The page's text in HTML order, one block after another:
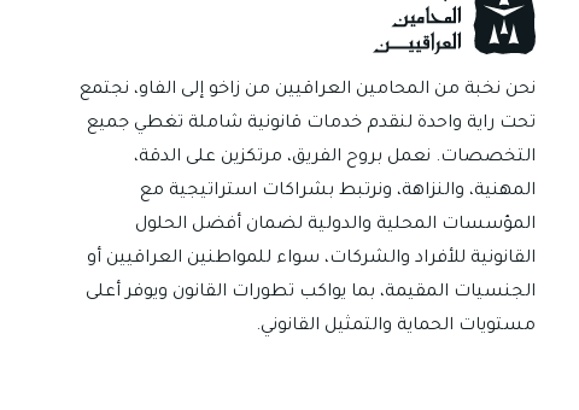
نحن نخبة من المحامين العراقيين من زاخو إلى الفاو، نجتمع
تحت راية واحدة لنقدم خدمات قانونية شاملة تغطي جميع
التخصصات. نعمل بروح الفريق، مرتكزين على الدقة،
المهنية، والنزاهة، ونرتبط بشراكات استراتيجية مع
المؤسسات المحلية والدولية لضمان أفضل الحلول
القانونية للأفراد والشركات، سواء للمواطنين العراقيين أو
الجنسيات المقيمة، بما يواكب تطورات القانون ويوفر أعلى
مستويات الحماية والتمثيل القانوني.